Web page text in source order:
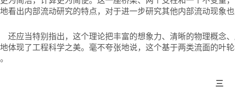
看出内部流动研究的特点，对于进一步研究其他内部流动现象也
还应当特别指出，这个理论把丰富的想象力、清晰的物理概念
体现了工程科学之美。毫不夸张地说，这个基于两类流面的叶
三